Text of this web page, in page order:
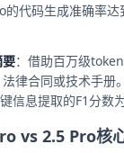
的代码生成准确率达
：借助百万级
律合同或技术手册
信息提取的F1分数
vs 2.5 Pro核